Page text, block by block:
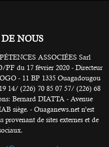
DE NOUS
ASSOCIÉES Sarl
PF du 17 février 2020 - Directeur
- 11 BP 1335 Ouagadougou
14/ (226) 70 85 07 57/ (226) 68
Bernard DIATTA - Avenue
siège. - Ouaganews.net n’est
provenant de sites externes et de